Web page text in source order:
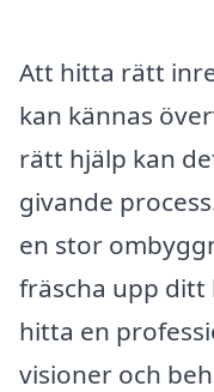
Att hitta rätt
kan kännas
rätt hjälp kan
givande
en stor
fräscha upp
hitta en
visioner och